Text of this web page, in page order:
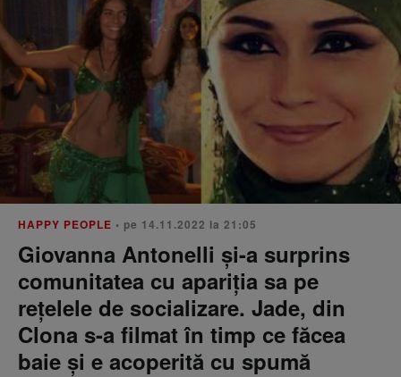
HAPPY PEOPLE • pe 14.11.2022 la 21:05
Giovanna Antonelli și-a surprins
comunitatea cu apariția sa pe
rețelele de socializare. Jade, din
Clona s-a filmat în timp ce făcea
baie și e acoperită cu spumă